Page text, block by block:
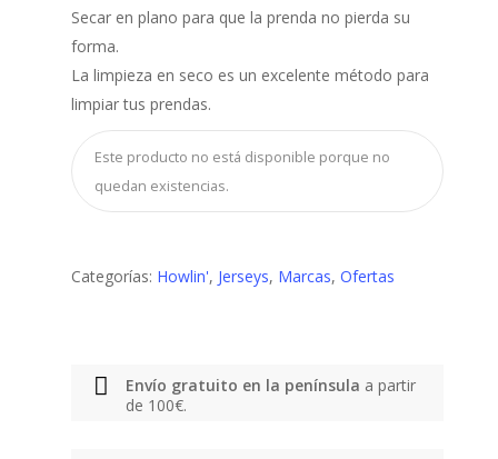
Secar en plano para que la prenda no pierda su
forma.
La limpieza en seco es un excelente método para
limpiar tus prendas.
Este producto no está disponible porque no
quedan existencias.
Categorías: Howlin', Jerseys, Marcas, Ofertas
Envío gratuito en la península a partir
de 100€.